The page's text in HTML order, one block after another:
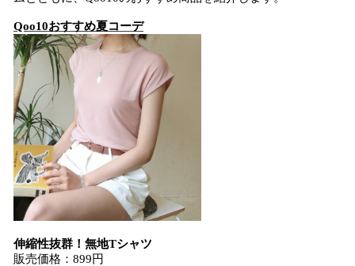
Qoo10おすすめ夏コーデ
伸縮性抜群！無地Tシャツ
販売価格：899円